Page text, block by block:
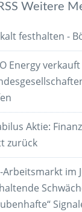
Weitere
festhalten -
Energy verkauft
Aktie:
zurück
Arbeitsmarkt im